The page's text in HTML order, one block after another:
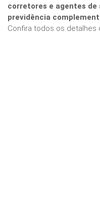
corretores e agentes de
previdência
Confira todos os detalhes